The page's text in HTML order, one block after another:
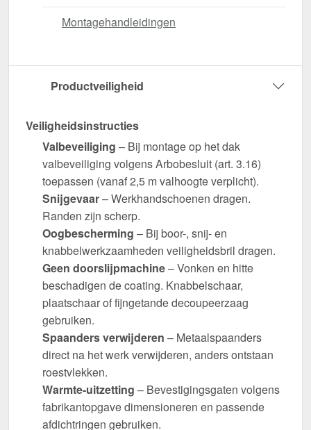
Montagehandleidingen
Productveiligheid
Veiligheidsinstructies
Valbeveiliging – Bij montage op het dak
valbeveiliging volgens Arbobesluit (art. 3.16)
toepassen (vanaf 2,5 m valhoogte verplicht).
Snijgevaar– Werkhandschoenen dragen.
Randen zijn scherp.
Oogbescherming – Bij boor-, snij- en
knabbelwerkzaamheden veiligheidsbril dragen.
Geen doorslijpmachine– Vonken en hitte
beschadigen de coating. Knabbelschaar,
plaatschaar of fijngetande decoupeerzaag
gebruiken.
Spaanders verwijderen – Metaalspaanders
direct na het werk verwijderen, anders ontstaan
roestvlekken.
Warmte-uitzetting – Bevestigingsgaten volgens
fabrikantopgave dimensioneren en passende
afdichtringen gebruiken.